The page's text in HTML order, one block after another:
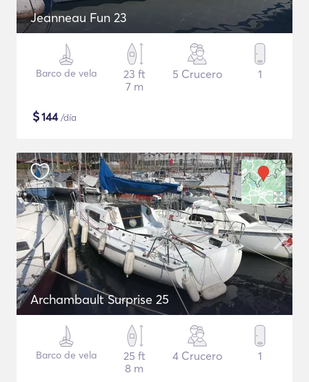
Jeanneau Fun 23
Barco de vela
23 ft
7 m
5 Crucero 1
$144/día
Archambault Surprise 25
Barco de vela
25 ft
8 m
4 Crucero 1